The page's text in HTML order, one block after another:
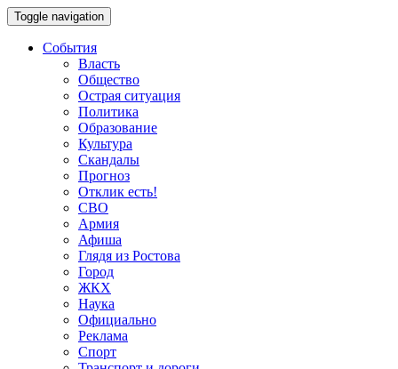
Toggle navigation
События
Власть
Общество
Острая ситуация
Политика
Образование
Культура
Скандалы
Прогноз
Отклик есть!
СВО
Армия
Афиша
Глядя из Ростова
Город
ЖКХ
Наука
Официально
Реклама
Спорт